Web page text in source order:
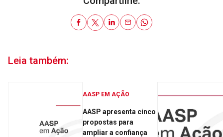
Leia também:
AASP EM AÇÃO
AASP apresenta cinco
propostas para
ampliar a confiança